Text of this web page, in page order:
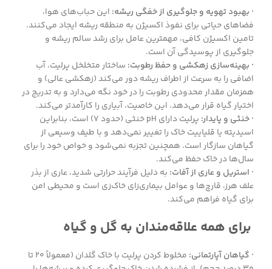
· بهبود تهویه و جلوگیری از خفگی ریشه: این حباب‌های هوا،
فضاهای حیاتی برای نفوذ اکسیژن به منطقه ریشه ایجاد می‌کنند.
تامین اکسیژن کافی، مهمترین عامل برای رشد سالم ریشه و
جلوگیری از پوسیدگی آن است.
· بهینه‌سازی زهکشی و حفظ رطوبت: ساختار متخلخل پرلیت، آب
اضافی را به سرعت از اطراف ریشه دور می‌کند (زهکشی عالی) و
همزمان مقدار محدودی رطوبت را در خود نگه می‌دارد و به تدریج در
اختیار گیاه قرار می‌دهد. این خاصیت، آبیاری را کارآمدتر می‌کند.
· خنثی و پایدار:
پرلیت دارای pH خنثی (حدود ۷) است، بنابراین
اسیدیته یا قلیاییت خاک را تغییر نمی‌دهد و با طیف وسیعی از
گیاهان سازگار است. همچنین تجزبه نمی‌شود و خواص خود را برای
سال‌ها در خاک حفظ می‌کند.
· استریل و عاری از آفات: به دلیل فرآیند حرارتی شدید، عاری از بذر
علف هرز، قارچ‌ها و عوامل بیماری‌زای خاک‌زی است و محیطی امن
برای گیاه فراهم می‌کند.
برای همه علاقه‌مندان به گل و گیاه
· گیاهان آپارتمانی:
مخلوط کردن پرلیت با خاک گلدان (معمولاً ۲۰ تا